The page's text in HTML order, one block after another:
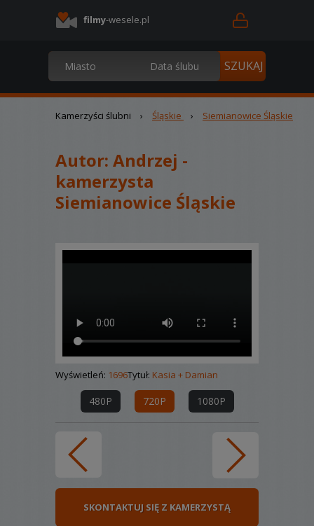
filmy-wesele.pl
Kamerzyści ślubni › Śląskie › Siemianowice Śląskie
Autor: Andrzej -
kamerzysta
Siemianowice Śląskie
Wyświetleń: 1696Tytuł: Kasia + Damian
480P 720P 1080P
SKONTAKTUJ SIĘ Z KAMERZYSTĄ